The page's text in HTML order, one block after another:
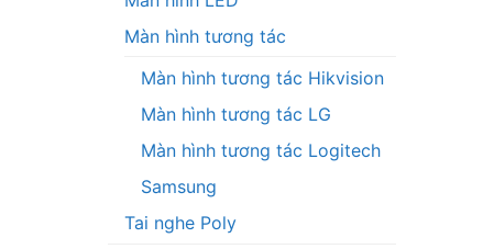
Màn hình tương tác
Màn hình tương tác Hikvision
Màn hình tương tác LG
Màn hình tương tác Logitech
Samsung
Tai nghe Poly